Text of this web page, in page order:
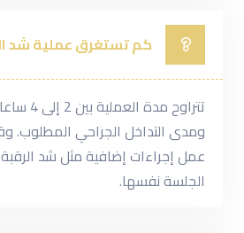
كم تستغرق عملية شد
تتراوح
ومدى التداخل الجراحي المطلوب.
عمل إجراءات إضافية مثل شد
الجلسة نفسها.